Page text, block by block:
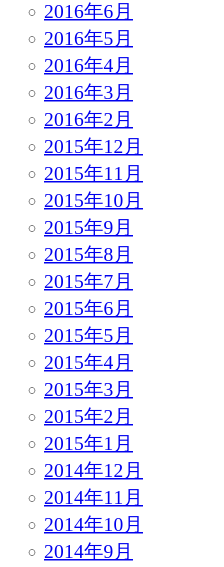
2016年6月
2016年5月
2016年4月
2016年3月
2016年2月
2015年12月
2015年11月
2015年10月
2015年9月
2015年8月
2015年7月
2015年6月
2015年5月
2015年4月
2015年3月
2015年2月
2015年1月
2014年12月
2014年11月
2014年10月
2014年9月